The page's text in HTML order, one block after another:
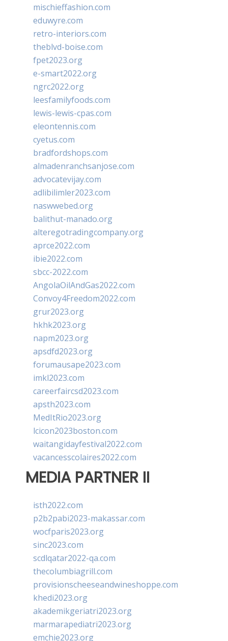
mischieffashion.com
eduwyre.com
retro-interiors.com
theblvd-boise.com
fpet2023.org
e-smart2022.org
ngrc2022.org
leesfamilyfoods.com
lewis-lewis-cpas.com
eleontennis.com
cyetus.com
bradfordshops.com
almadenranchsanjose.com
advocatevijay.com
adlibilimler2023.com
naswwebed.org
balithut-manado.org
alteregotradingcompany.org
aprce2022.com
ibie2022.com
sbcc-2022.com
AngolaOilAndGas2022.com
Convoy4Freedom2022.com
grur2023.org
hkhk2023.org
napm2023.org
apsdfd2023.org
forumausape2023.com
imkl2023.com
careerfaircsd2023.com
apsth2023.com
MedItRio2023.org
lcicon2023boston.com
waitangidayfestival2022.com
vacancesscolaires2022.com
MEDIA PARTNER II
isth2022.com
p2b2pabi2023-makassar.com
wocfparis2023.org
sinc2023.com
scdlqatar2022-qa.com
thecolumbiagrill.com
provisionscheeseandwineshoppe.com
khedi2023.org
akademikgeriatri2023.org
marmarapediatri2023.org
emchie2023.org